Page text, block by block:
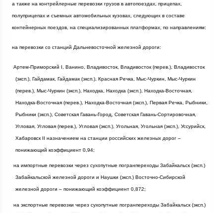
а также на контрейлерные перевозки грузов в автопоездах, прицепах,
полуприцепах и съемных автомобильных кузовах, следующих в составе
контейнерных поездов, на специализированных платформах, по направлениям:
на перевозки со станций Дальневосточной железной дороги:
Артем-Приморский I, Ванино, Владивосток, Владивосток (перев.), Владивосток
(эксп.), Гайдамак, Гайдамак (эксп.), Красная Речка, Мыс-Чуркин, Мыс-Чуркин
(перев.), Мыс-Чуркин (эксп.), Находка, Находка (эксп.), Находка-Восточная,
Находка-Восточная (перев.), Находка-Восточная (эксп.), Первая Речка, Рыбники,
Рыбники (эксп.), Советская Гавань-Город, Советская Гавань-Сортировочная,
Угловая, Угловая (перев.), Угловая (эксп.), Угольная, Угольная (эксп.), Уссурийск,
Хабаровск II назначением на станции российских железных дорог –
понижающий коэффициент 0,94;
на импортные перевозки через сухопутные погранпереходы Забайкальск (эксп.)
Забайкальской железной дороги и Наушки (эксп.) Восточно-Сибирской
железной дороги – понижающий коэффициент 0,872;
на экспортные перевозки через сухопутные погранпереходы Забайкальск (эксп.)